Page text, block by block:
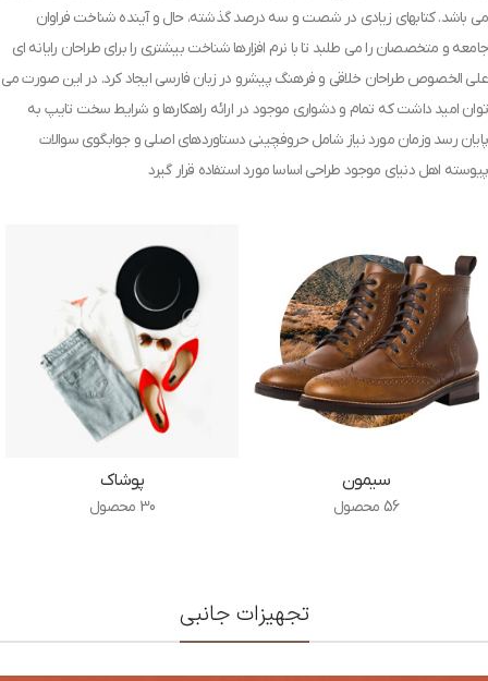
می باشد. کتابهای زیادی در شصت و سه درصد گذشته، حال و آینده شناخت فراوان
جامعه و متخصصان را می طلبد تا با نرم افزارها شناخت بیشتری را برای طراحان رایانه ای
علی الخصوص طراحان خلاقی و فرهنگ پیشرو در زبان فارسی ایجاد کرد. در این صورت می
توان امید داشت که تمام و دشواری موجود در ارائه راهکارها و شرایط سخت تایپ به
پایان رسد وزمان مورد نیاز شامل حروفچینی دستاوردهای اصلی و جوابگوی سوالات
پیوسته اهل دنیای موجود طراحی اساسا مورد استفاده قرار گیرد
سیمون
56 محصول
پوشاک
30 محصول
تجهیزات جانبی